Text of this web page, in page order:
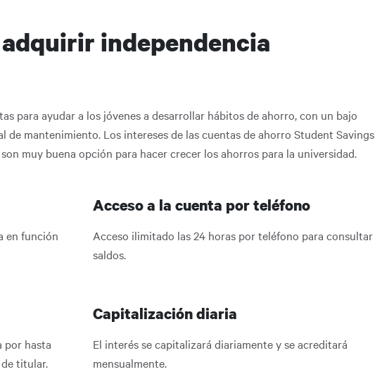
independencia
para ayudar a los jóvenes a desarrollar hábitos de ahorro, con un bajo
mantenimiento. Los intereses de las cuentas de ahorro Student Savings
muy buena opción para hacer crecer los ahorros para la universidad.
en función
Acceso a la cuenta por teléfono
Acceso ilimitado las 24 horas por teléfono para consultar
saldos.
por hasta
titular.
Capitalización diaria
El interés se capitalizará diariamente y se acreditará
mensualmente.